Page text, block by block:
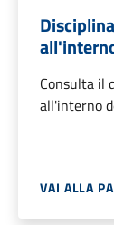
Consulta il
all'interno
VAI ALLA